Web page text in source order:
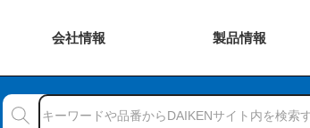
会社情報 製品情報